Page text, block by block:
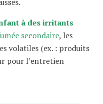
à des irritants
secondaire, les
volatiles (ex. : produits
pour l’entretien